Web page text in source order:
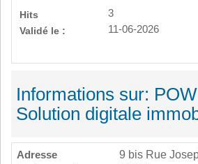
Hits
3
Validé le :
11-06-2026
Informations sur:
Solution digitale
Adresse
9 bis Rue